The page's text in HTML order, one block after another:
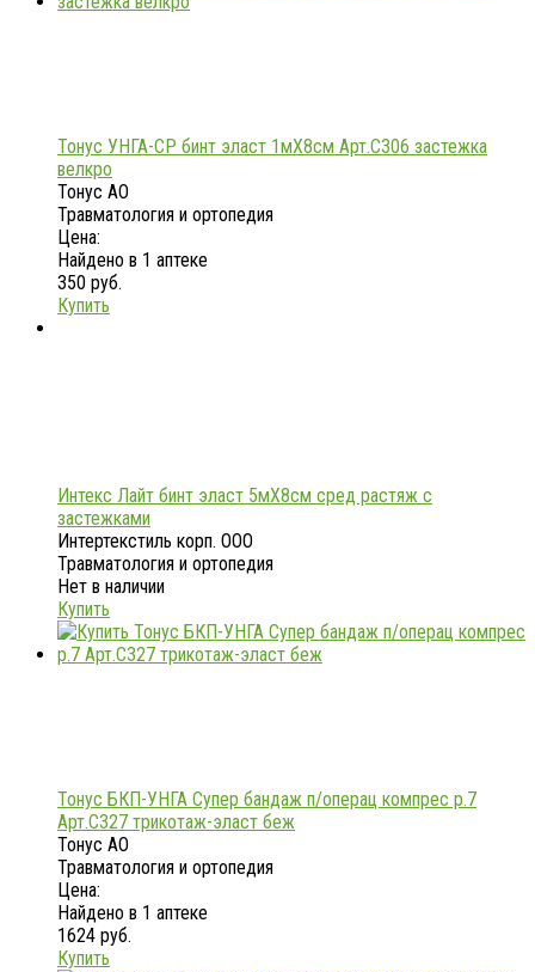
Тонус УНГА-СР бинт эласт 1мX8см Арт.С306 застежка
велкро
Тонус АО
Травматология и ортопедия
Цена:
Найдено в 1 аптеке
350 руб.
Купить
Интекс Лайт бинт эласт 5мX8см сред растяж с
застежками
Интертекстиль корп. ООО
Травматология и ортопедия
Нет в наличии
Купить
Тонус БКП-УНГА Супер бандаж п/операц компрес р.7
Арт.С327 трикотаж-эласт беж
Тонус АО
Травматология и ортопедия
Цена:
Найдено в 1 аптеке
1624 руб.
Купить